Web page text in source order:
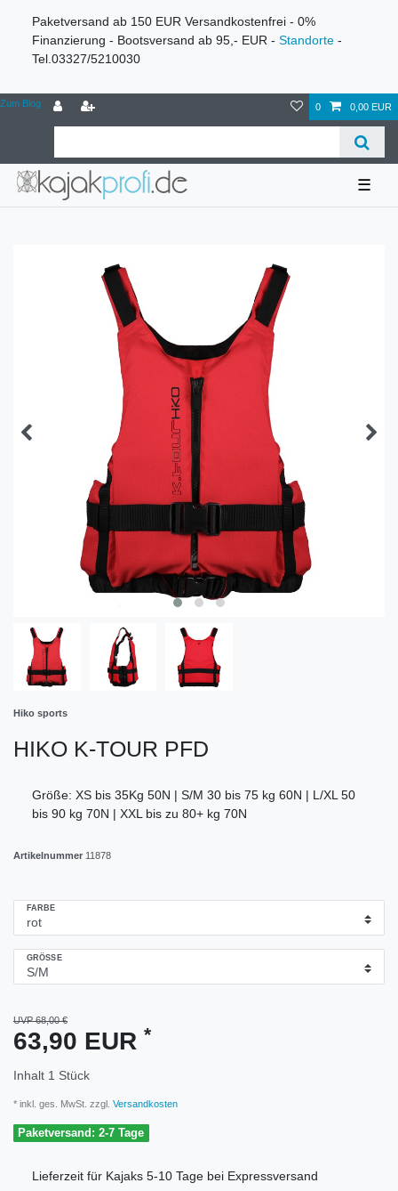
Paketversand ab 150 EUR Versandkostenfrei - 0%
Finanzierung - Bootsversand ab 95,- EUR - Standorte -
Tel.03327/5210030
Zum Blog 0 0,00 EUR
☰
Hiko sports
HIKO K-TOUR PFD
Größe: XS bis 35Kg 50N | S/M 30 bis 75 kg 60N | L/XL 50
bis 90 kg 70N | XXL bis zu 80+ kg 70N
Artikelnummer 11878
FARBE
GRÖSSE
UVP 68,00 €
63,90 EUR *
Inhalt 1 Stück
* inkl. ges. MwSt. zzgl. Versandkosten
Paketversand: 2-7 Tage
Lieferzeit für Kajaks 5-10 Tage bei Expressversand